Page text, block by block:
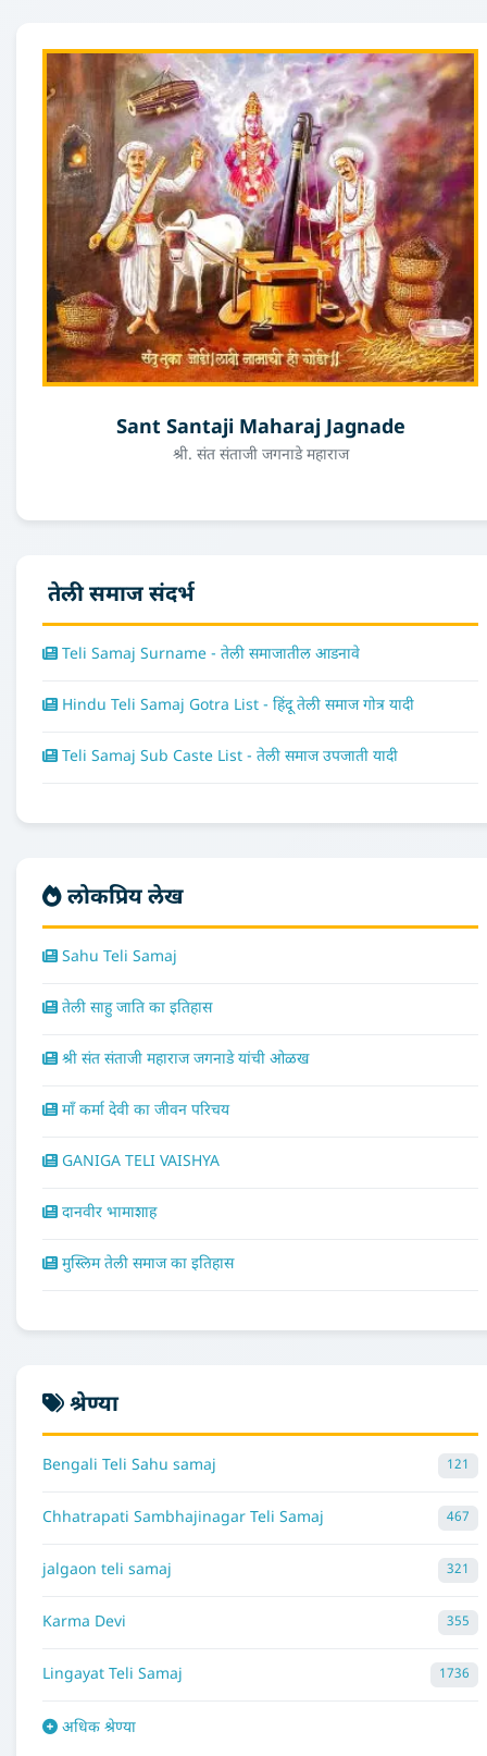
Sant Santaji Maharaj Jagnade
श्री. संत संताजी जगनाडे महाराज
तेली समाज संदर्भ
Teli Samaj Surname - तेली समाजातील आडनावे
Hindu Teli Samaj Gotra List - हिंदू तेली समाज गोत्र यादी
Teli Samaj Sub Caste List - तेली समाज उपजाती यादी
लोकप्रिय लेख
Sahu Teli Samaj
तेली साहु जाति का इतिहास
श्री संत संताजी महाराज जगनाडे यांची ओळख
माँ कर्मा देवी का जीवन परिचय
GANIGA TELI VAISHYA
दानवीर भामाशाह
मुस्लिम तेली समाज का इतिहास
श्रेण्या
Bengali Teli Sahu samaj 121
Chhatrapati Sambhajinagar Teli Samaj 467
jalgaon teli samaj 321
Karma Devi 355
Lingayat Teli Samaj 1736
अधिक श्रेण्या